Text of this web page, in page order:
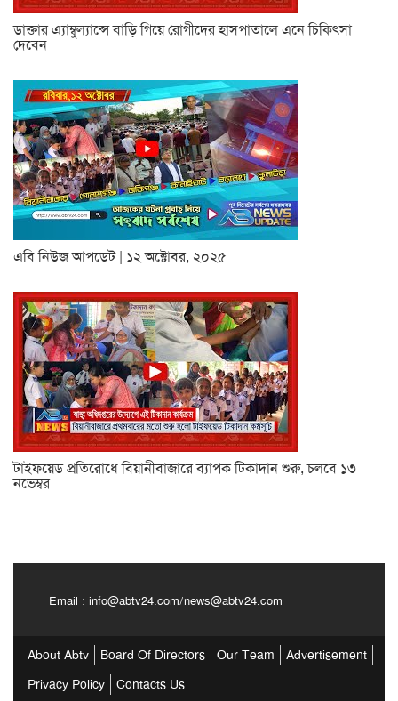
ডাক্তার এ্যাম্বুল্যান্সে বাড়ি গিয়ে রোগীদের হাসপাতালে এনে চিকিৎসা
দেবেন
এবি নিউজ আপডেট | ১২ অক্টোবর, ২০২৫
টাইফয়েড প্রতিরোধে বিয়ানীবাজারে ব্যাপক টিকাদান শুরু, চলবে ১৩
নভেম্বর
Email : info@abtv24.com/news@abtv24.com
About Abtv Board Of Directors Our Team
Advertisement
Privacy Policy
Contacts Us